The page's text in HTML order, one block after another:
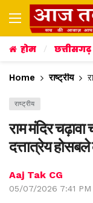
होम छत्तीसगढ़
Home राष्ट्रीय
राष्ट्रीय
राम मंदिर
दत्तात्रेय
Aaj Tak CG
05/07/2026 7:41 PM